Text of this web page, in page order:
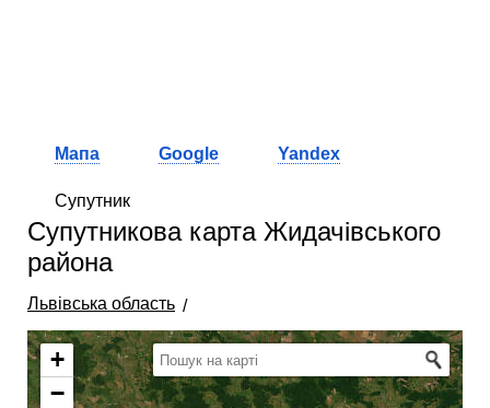
Мапа Google Yandex
Супутник
Супутникова карта Жидачівського
района
Львівська область
+
−